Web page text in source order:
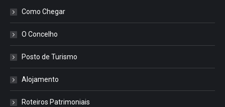
Como Chegar
O Concelho
Posto de Turismo
Alojamento
Roteiros Patrimoniais